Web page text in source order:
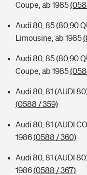
Coupe, ab 1985
Audi 80, 85 (80,90
Limousine, ab 1985
Audi 80, 85 (80,90
Coupe, ab 1985
Audi 80, 81 (AUDI
(0588 / 359)
Audi 80, 81 (AUDI
1986(0588 / 360)
Audi 80, 81 (AUDI
1986(0588 / 367)